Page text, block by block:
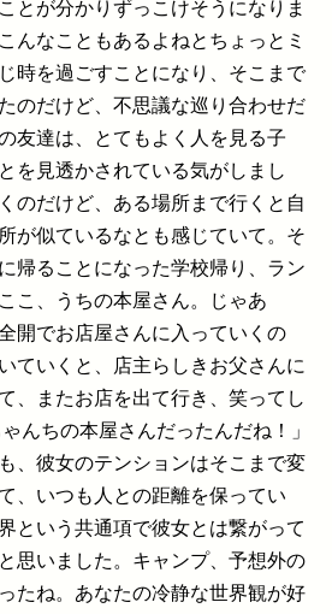
とが分かりずっこけそうになりま
んなこともあるよねとちょっとミ
時を過ごすことになり、そこまで
のだけど、不思議な巡り合わせだ
友達は、とてもよく人を見る子
を見透かされている気がしまし
のだけど、ある場所まで行くと自
が似ているなとも感じていて。そ
帰ることになった学校帰り、ラン
こ、うちの本屋さん。じゃあ
開でお店屋さんに入っていくの
ていくと、店主らしきお父さんに
、またお店を出て行き、笑ってし
んちの本屋さんだったんだね！」
、彼女のテンションはそこまで変
、いつも人との距離を保ってい
という共通項で彼女とは繋がって
思いました。キャンプ、予想外の
たね。あなたの冷静な世界観が好